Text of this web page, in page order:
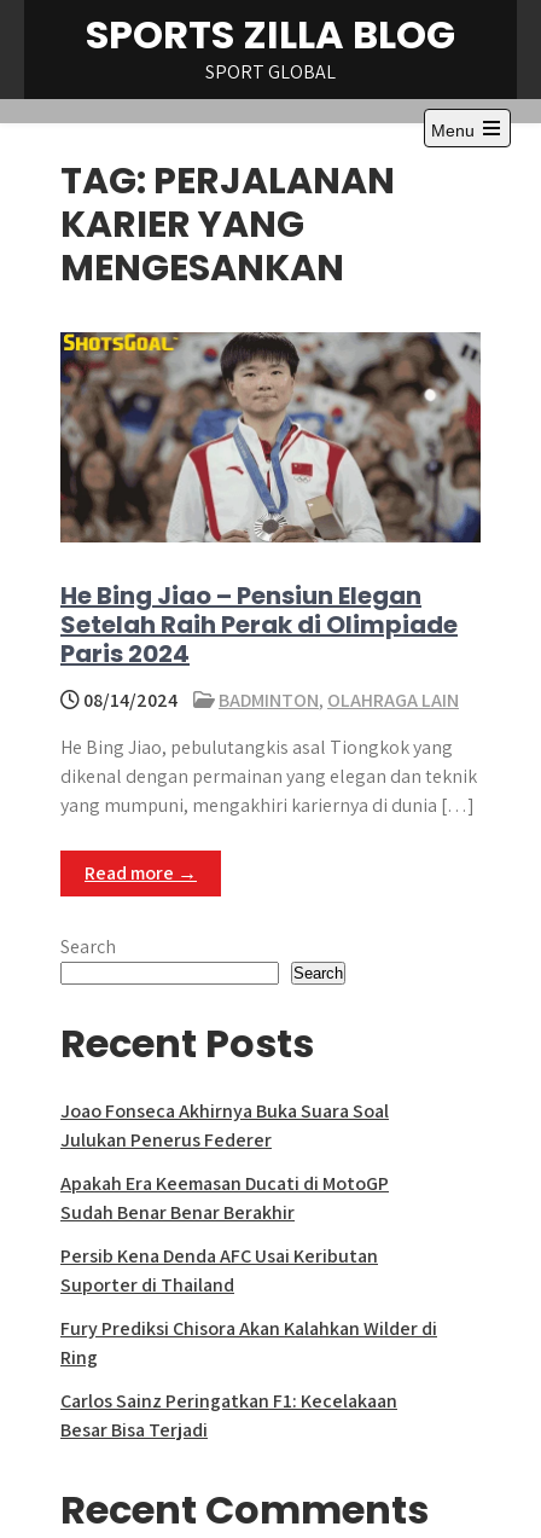
SPORTS ZILLA BLOG
SPORT GLOBAL
Menu
Open
TAG: PERJALANAN
KARIER YANG
MENGESANKAN
He Bing Jiao – Pensiun Elegan
Setelah Raih Perak di Olimpiade
Paris 2024
08/14/2024 BADMINTON, OLAHRAGA LAIN
He Bing Jiao, pebulutangkis asal Tiongkok yang
dikenal dengan permainan yang elegan dan teknik
yang mumpuni, mengakhiri kariernya di dunia […]
Read more →
Search
Search
Recent Posts
Joao Fonseca Akhirnya Buka Suara Soal
Julukan Penerus Federer
Apakah Era Keemasan Ducati di MotoGP
Sudah Benar Benar Berakhir
Persib Kena Denda AFC Usai Keributan
Suporter di Thailand
Fury Prediksi Chisora Akan Kalahkan Wilder di
Ring
Carlos Sainz Peringatkan F1: Kecelakaan
Besar Bisa Terjadi
Recent Comments